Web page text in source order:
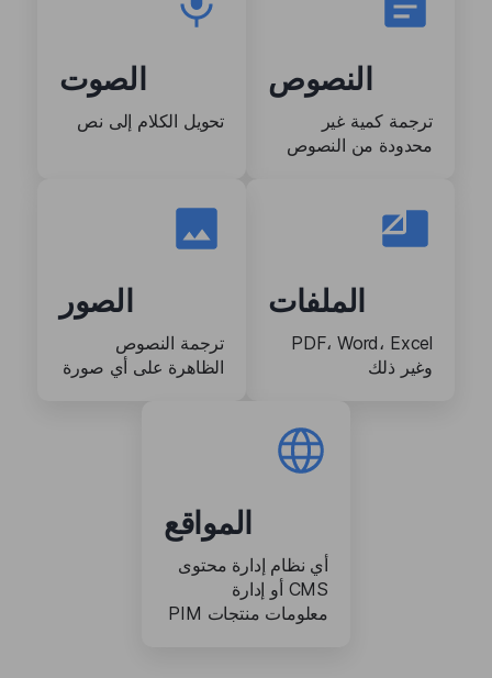
النصوص
ترجمة كمية غير
محدودة من النصوص
الصوت
تحويل الكلام إلى نص
الملفات
PDF، Word، Excel
وغير ذلك
الصور
ترجمة النصوص
الظاهرة على أي صورة
المواقع
أي نظام إدارة محتوى
CMS أو إدارة
معلومات منتجات PIM